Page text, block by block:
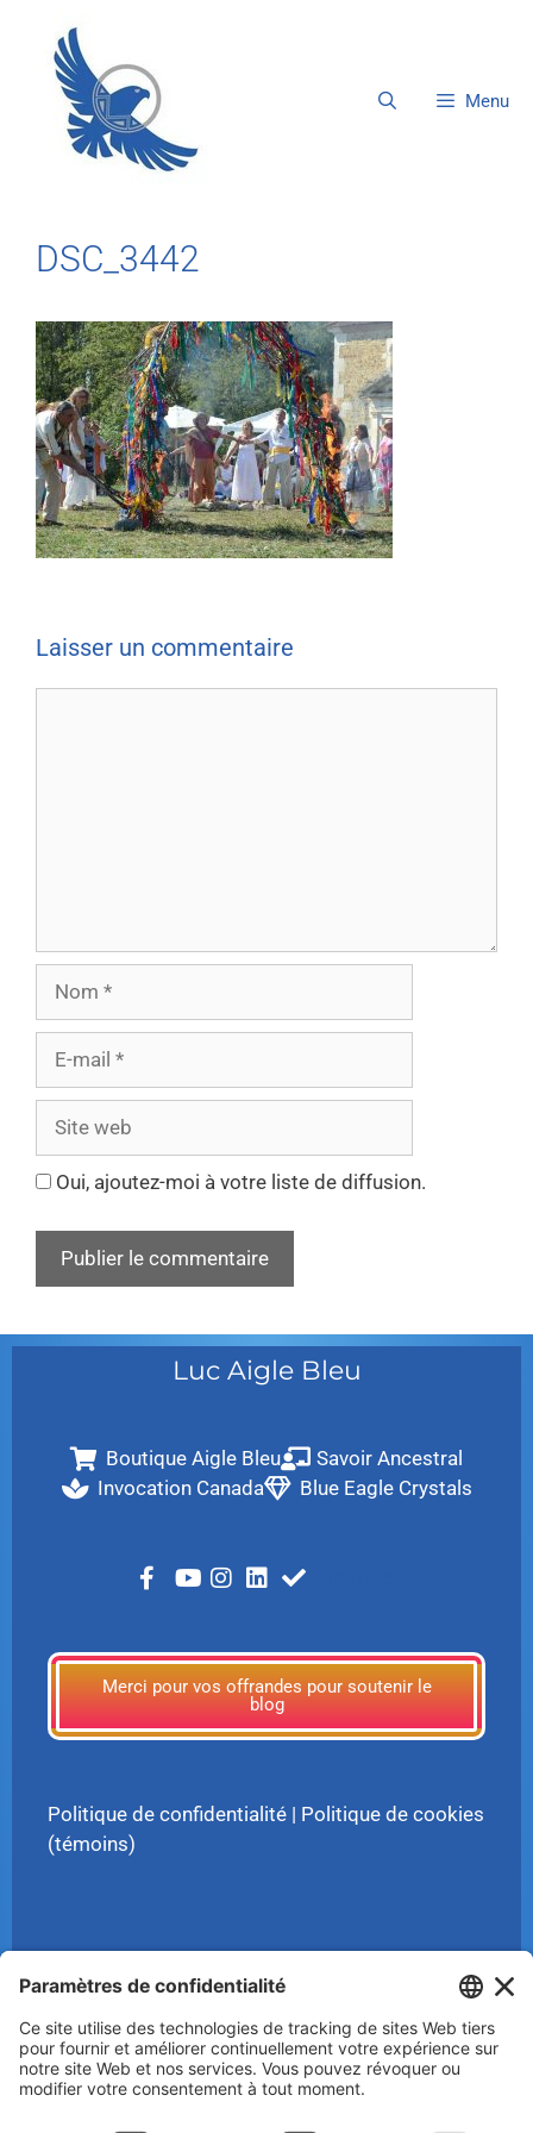
Menu
DSC_3442
Laisser un commentaire
Oui, ajoutez-moi à votre liste de diffusion.
Luc Aigle Bleu
Boutique Aigle Bleu
Savoir Ancestral
Invocation Canada
Blue Eagle Crystals
Merci pour vos offrandes pour soutenir le
blog
Politique de confidentialité | Politique de cookies
(témoins)
S'inscrire à mon Infolettre